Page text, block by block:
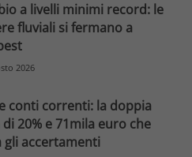
a livelli minimi record: le
fluviali si fermano a
2026
conti correnti: la doppia
di 20% e 71mila euro che
gli accertamenti